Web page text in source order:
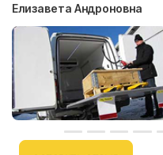
Елизавета Андроновна